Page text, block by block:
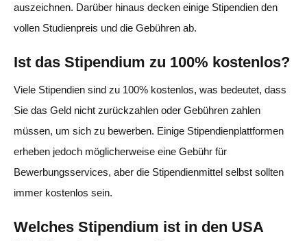
auszeichnen. Darüber hinaus decken einige Stipendien den
vollen Studienpreis und die Gebühren ab.
Ist das Stipendium zu 100% kostenlos?
Viele Stipendien sind zu 100% kostenlos, was bedeutet, dass
Sie das Geld nicht zurückzahlen oder Gebühren zahlen
müssen, um sich zu bewerben. Einige Stipendienplattformen
erheben jedoch möglicherweise eine Gebühr für
Bewerbungsservices, aber die Stipendienmittel selbst sollten
immer kostenlos sein.
Welches Stipendium ist in den USA